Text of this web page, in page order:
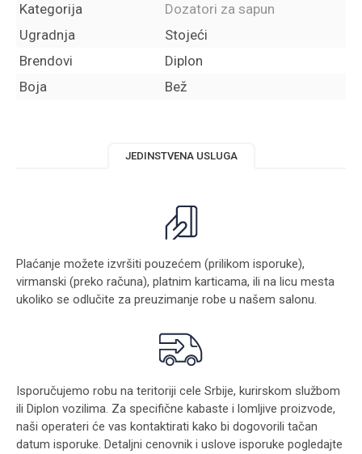
Kategorija
Dozatori za sapun
Ugradnja
Stojeći
Brendovi
Diplon
Boja
Bež
JEDINSTVENA USLUGA
Plaćanje možete izvršiti pouzećem (prilikom isporuke),
virmanski (preko računa), platnim karticama, ili na licu mesta
ukoliko se odlučite za preuzimanje robe u našem salonu.
Isporučujemo robu na teritoriji cele Srbije, kurirskom službom
ili Diplon vozilima. Za specifične kabaste i lomljive proizvode,
naši operateri će vas kontaktirati kako bi dogovorili tačan
datum isporuke. Detaljni cenovnik i uslove isporuke pogledajte